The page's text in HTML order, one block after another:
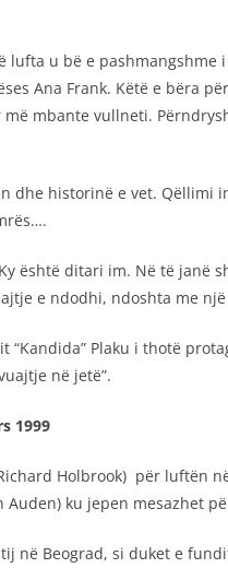
lufta u bë e
Ana Frank. Këtë e bëra
mbante vullneti.
dhe historinë e vet. Qëllimi
është ditari im. Në të janë
e ndodhi, ndoshta me
“Kandida” Plaku i thotë
në jetë”.
1999
Holbrook) për luftën
Auden) ku jepen mesazhet
në Beograd, si duket e